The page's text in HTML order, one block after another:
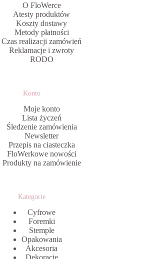
O FloWerce
Atesty produktów
Koszty dostawy
Metody płatności
Czas realizacji zamówień
Reklamacje i zwroty
RODO
Konto
Moje konto
Lista życzeń
Śledzenie zamówienia
Newsletter
Przepis na ciasteczka
FloWerkowe nowości
Produkty na zamówienie
Kategorie
Cyfrowe
Foremki
Stemple
Opakowania
Akcesoria
Dekoracje